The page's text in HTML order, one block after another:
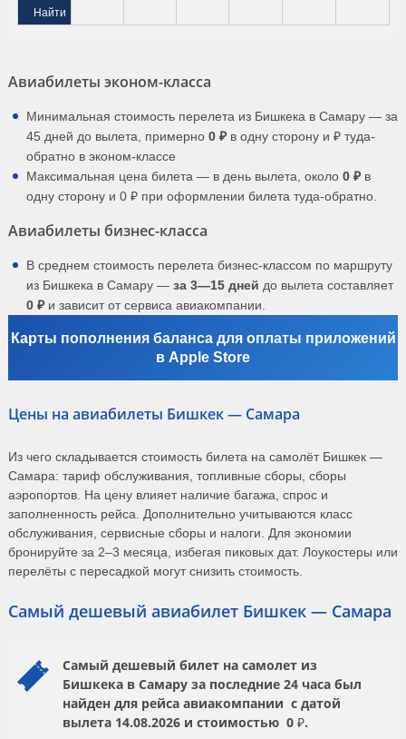
Найти
Авиабилеты эконом-класса
Минимальная стоимость перелета из Бишкека в Самару — за
45 дней до вылета, примерно 0 ₽ в одну сторону и ₽ туда-
обратно в эконом-классе
Максимальная цена билета — в день вылета, около 0 ₽ в
одну сторону и 0 ₽ при оформлении билета туда-обратно.
Авиабилеты бизнес-класса
В среднем стоимость перелета бизнес-классом по маршруту
из Бишкека в Самару — за 3—15 дней до вылета составляет
0 ₽ и зависит от сервиса авиакомпании.
Карты пополнения баланса для оплаты приложений
в Apple Store
Цены на авиабилеты Бишкек — Самара
Из чего складывается стоимость билета на самолёт Бишкек —
Самара: тариф обслуживания, топливные сборы, сборы
аэропортов. На цену влияет наличие багажа, спрос и
заполненность рейса. Дополнительно учитываются класс
обслуживания, сервисные сборы и налоги. Для экономии
бронируйте за 2–3 месяца, избегая пиковых дат. Лоукостеры или
перелёты с пересадкой могут снизить стоимость.
Самый дешевый авиабилет Бишкек — Самара
Самый дешевый билет на самолет из
Бишкека в Самару за последние 24 часа был
найден для рейса авиакомпании с датой
вылета 14.08.2026 и стоимостью 0 ₽.